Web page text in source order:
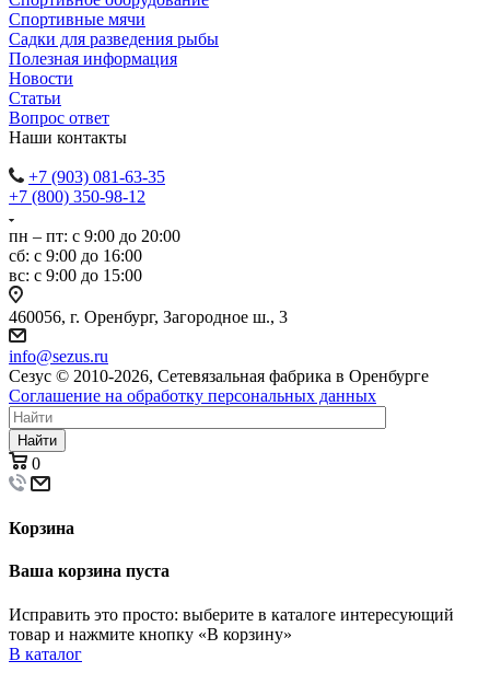
Спортивные мячи
Садки для разведения рыбы
Полезная информация
Новости
Статьи
Вопрос ответ
Наши контакты
+7 (903) 081-63-35
+7 (800) 350-98-12
пн – пт: с 9:00 до 20:00
сб: с 9:00 до 16:00
вс: с 9:00 до 15:00
460056, г. Оренбург, Загородное ш., 3
info@sezus.ru
Сезус © 2010-2026, Сетевязальная фабрика в Оренбурге
Соглашение на обработку персональных данных
Найти
0
Корзина
Ваша корзина пуста
Исправить это просто: выберите в каталоге интересующий
товар и нажмите кнопку «В корзину»
В каталог